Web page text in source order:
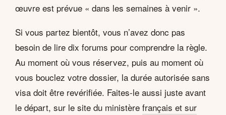
œuvre est prévue « dans les semaines à venir ».
Si vous partez bientôt, vous n’avez donc pas
besoin de lire dix forums pour comprendre la règle.
Au moment où vous réservez, puis au moment où
vous bouclez votre dossier, la durée autorisée sans
visa doit être revérifiée. Faites-le aussi juste avant
le départ, sur le site du ministère français et sur